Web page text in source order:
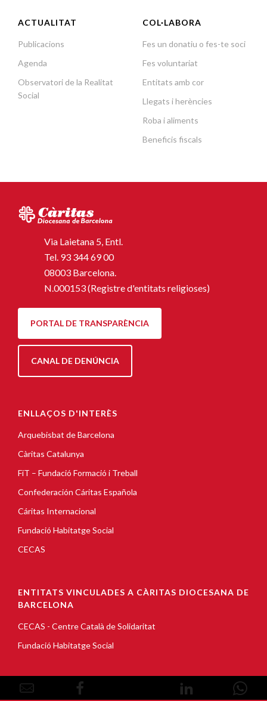
ACTUALITAT
Publicacions
Agenda
Observatori de la Realitat
Social
COL·LABORA
Fes un donatiu o fes-te soci
Fes voluntariat
Entitats amb cor
Llegats i herències
Roba i aliments
Beneficis fiscals
Via Laietana 5, Entl.
Tel. 93 344 69 00
08003 Barcelona.
N.000153 (Registre d'entitats religioses)
PORTAL DE TRANSPARÈNCIA
CANAL DE DENÚNCIA
ENLLAÇOS D'INTERÈS
Arquebisbat de Barcelona
Càritas Catalunya
FiT – Fundació Formació i Treball
Confederación Cáritas Española
Cáritas Internacional
Fundació Habitatge Social
CECAS
ENTITATS VINCULADES A CÀRITAS DIOCESANA DE
BARCELONA
CECAS - Centre Català de Solidaritat
Fundació Habitatge Social
© Copyright 2026, Càritas Barcelona |Avís Legal|